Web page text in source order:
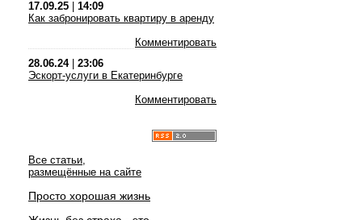
17.09.25
14:09
Как забронировать квартиру в аренду
Комментировать
28.06.24| 23:06
Эскорт-услуги в Екатеринбурге
Комментировать
Все статьи,
размещённые на сайте
Просто хорошая жизнь